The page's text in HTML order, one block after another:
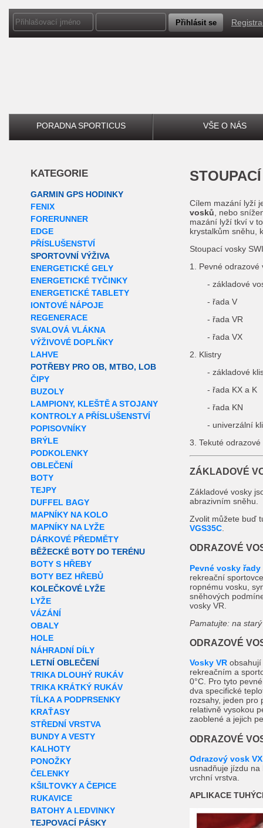
PORADNA SPORTICUS VŠE O NÁS
KATEGORIE
GARMIN GPS HODINKY
FENIX
FORERUNNER
EDGE
PŘÍSLUŠENSTVÍ
SPORTOVNÍ VÝŽIVA
ENERGETICKÉ GELY
ENERGETICKÉ TYČINKY
ENERGETICKÉ TABLETY
IONTOVÉ NÁPOJE
REGENERACE
SVALOVÁ VLÁKNA
VÝŽIVOVÉ DOPLŇKY
LAHVE
POTŘEBY PRO OB, MTBO, LOB
ČIPY
BUZOLY
LAMPIONY, KLEŠTĚ A STOJANY
KONTROLY A PŘÍSLUŠENSTVÍ
POPISOVNÍKY
BRÝLE
PODKOLENKY
OBLEČENÍ
BOTY
TEJPY
DUFFEL BAGY
MAPNÍKY NA KOLO
MAPNÍKY NA LYŽE
DÁRKOVÉ PŘEDMĚTY
BĚŽECKÉ BOTY DO TERÉNU
BOTY S HŘEBY
BOTY BEZ HŘEBŮ
KOLEČKOVÉ LYŽE
LYŽE
VÁZÁNÍ
OBALY
HOLE
NÁHRADNÍ DÍLY
LETNÍ OBLEČENÍ
TRIKA DLOUHÝ RUKÁV
TRIKA KRÁTKÝ RUKÁV
TÍLKA A PODPRSENKY
KRAŤASY
STŘEDNÍ VRSTVA
BUNDY A VESTY
KALHOTY
PONOŽKY
ČELENKY
KŠILTOVKY A ČEPICE
RUKAVICE
BATOHY A LEDVINKY
TEJPOVACÍ PÁSKY
Cílem mazání lyží
vosků , nebo
mazání lyží tkví v
krystalkům sněhu,
Stoupací vosky
1. Pevné odrazové
- základové
- řada V
- řada VR
- řada VX
2. Klistry
- základové
- řada KX a K
- řada KN
- univerzální
3. Tekuté
ZÁKLADOVÉ
Základové vosky
abrazivním sněhu.
Zvolit můžete buď
VGS35C
ODRAZOVÉ
Pevné vosky řady
rekreační
ropnému vosku,
sněhových
vosky VR.
Pamatujte: na
ODRAZOVÉ
Vosky VR obsahují
rekreačním a
0°C. Pro tyto
dva specifické
rozsahy, jeden pro
relativně vysokou
zaoblené a jejich
ODRAZOVÉ
Odrazový vosk VX
usnadňuje jízdu
vrchní vrstva.
APLIKACE